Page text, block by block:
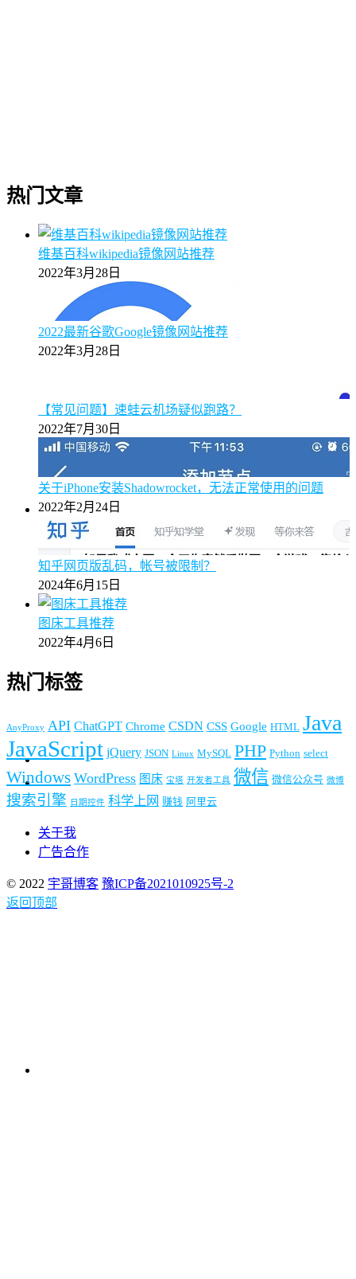
热门文章
维基百科wikipedia镜像网站推荐
2022年3月28日
2022最新谷歌Google镜像网站推荐
2022年3月28日
【常见问题】速蛙云机场疑似跑路？
2022年7月30日
关于iPhone安装Shadowrocket，无法正常使用的问题
2022年2月24日
知乎网页版乱码，帐号被限制？
2024年6月15日
图床工具推荐
2022年4月6日
热门标签
AnyProxy API ChatGPT Chrome CSDN CSS Google HTML Java
JavaScript jQuery JSON Linux MySQL PHP Python select
Windows WordPress 图床 宝塔 开发者工具 微信 微信公众号 微博
搜索引擎 日期控件 科学上网 赚钱 阿里云
关于我
广告合作
© 2022 宇哥博客 豫ICP备2021010925号-2
返回顶部